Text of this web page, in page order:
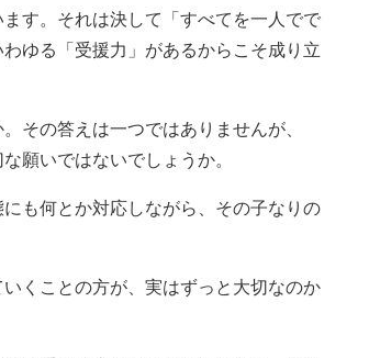
す。それは決して「すべてを一人でで
ゆる「受援力」があるからこそ成り立
その答えは一つではありませんが、
願いではないでしょうか。
も何とか対応しながら、その子なりの
くことの方が、実はずっと大切なのか